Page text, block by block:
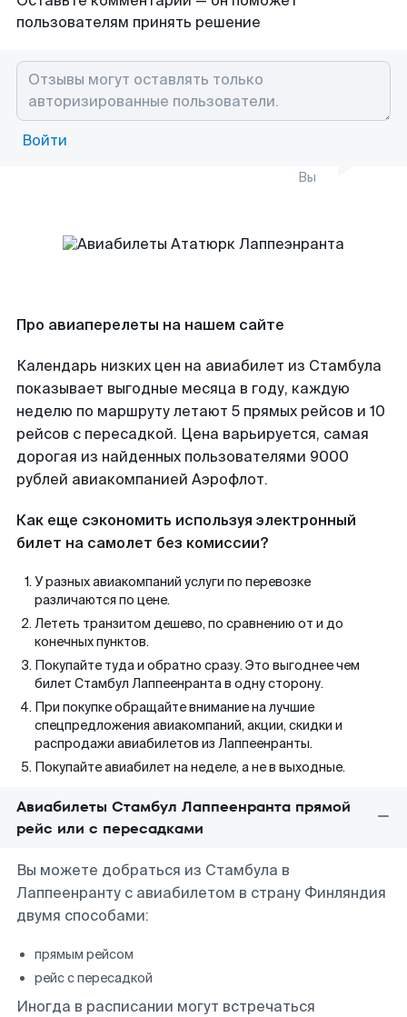
пользователям принять решение
Войти
Вы
Про авиаперелеты на нашем сайте
Календарь низких цен на авиабилет из Стамбула
показывает выгодные месяца в году, каждую
неделю по маршруту летают 5 прямых рейсов и 10
рейсов с пересадкой. Цена варьируется, самая
дорогая из найденных пользователями 9000
рублей авиакомпанией Аэрофлот.
Как еще сэкономить используя электронный
билет на самолет без комиссии?
У разных авиакомпаний услуги по перевозке
различаются по цене.
Лететь транзитом дешево, по сравнению от и до
конечных пунктов.
Покупайте туда и обратно сразу. Это выгоднее чем
билет Стамбул Лаппеенранта в одну сторону.
При покупке обращайте внимание на лучшие
спецпредложения авиакомпаний, акции, скидки и
распродажи авиабилетов из Лаппеенранты.
Покупайте авиабилет на неделе, а не в выходные.
Авиабилеты Стамбул Лаппеенранта прямой
рейс или с пересадками
Вы можете добраться из Стамбула в
Лаппеенранту с авиабилетом в страну Финляндия
двумя способами:
прямым рейсом
рейс с пересадкой
Иногда в расписании могут встречаться